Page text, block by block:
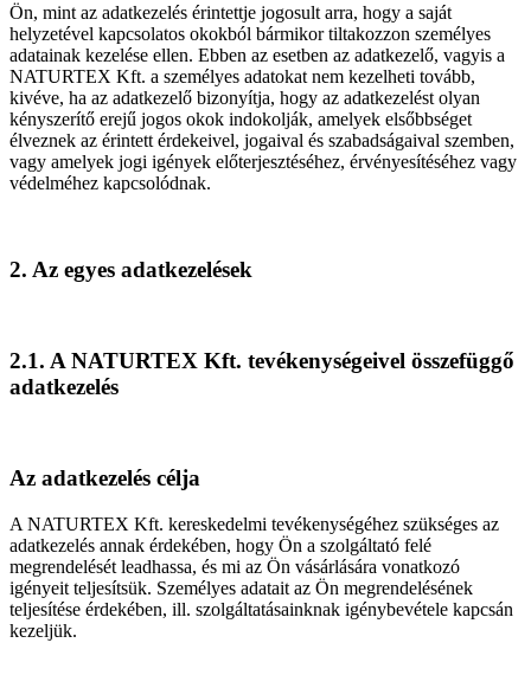
Ön, mint az adatkezelés érintettje jogosult arra, hogy a saját
helyzetével kapcsolatos okokból bármikor tiltakozzon személyes
adatainak kezelése ellen. Ebben az esetben az adatkezelő, vagyis a
NATURTEX Kft. a személyes adatokat nem kezelheti tovább,
kivéve, ha az adatkezelő bizonyítja, hogy az adatkezelést olyan
kényszerítő erejű jogos okok indokolják, amelyek elsőbbséget
élveznek az érintett érdekeivel, jogaival és szabadságaival szemben,
vagy amelyek jogi igények előterjesztéséhez, érvényesítéséhez vagy
védelméhez kapcsolódnak.
2. Az egyes adatkezelések
2.1. A NATURTEX Kft. tevékenységeivel összefüggő
adatkezelés
Az adatkezelés célja
A NATURTEX Kft. kereskedelmi tevékenységéhez szükséges az
adatkezelés annak érdekében, hogy Ön a szolgáltató felé
megrendelését leadhassa, és mi az Ön vásárlására vonatkozó
igényeit teljesítsük. Személyes adatait az Ön megrendelésének
teljesítése érdekében, ill. szolgáltatásainknak igénybevétele kapcsán
kezeljük.